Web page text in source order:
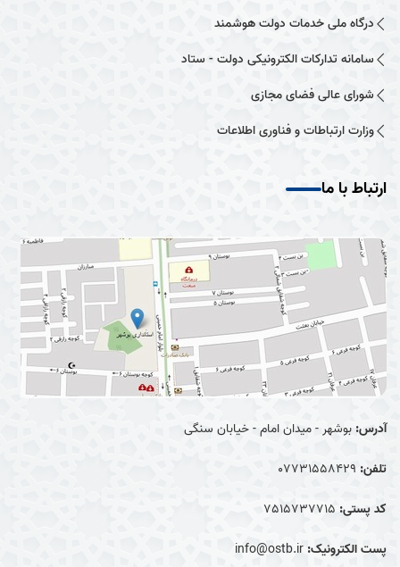
درگاه ملی خدمات دولت هوشمند
سامانه تدارکات الکترونیکی دولت - ستاد
شورای عالی فضای مجازی
وزارت ارتباطات و فناوری اطلاعات
ارتباط با ما
آدرس: بوشهر - میدان امام - خیابان سنگی
تلفن: 07731558429
کد پستی: 7515737715
پست الکترونیک: info@ostb.ir